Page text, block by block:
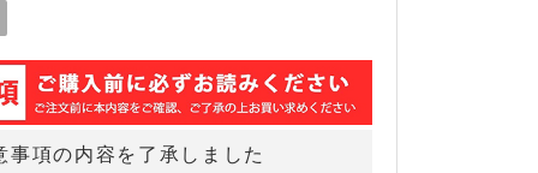
事項の内容を了承しました